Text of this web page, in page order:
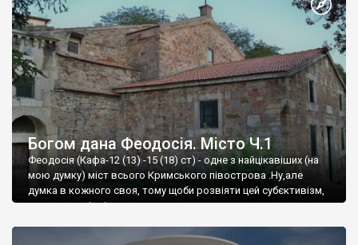
Богом дана Феодосія. Місто Ч.1
Феодосія (Кафа-12 (13) -15 (18) ст) - одне з найцікавіших (на
мою думку) міст всього Кримського півострова .Ну,але
думка в кожного своя, тому щоби розвіяти цей субєктивізм,
запрошую відвідати це